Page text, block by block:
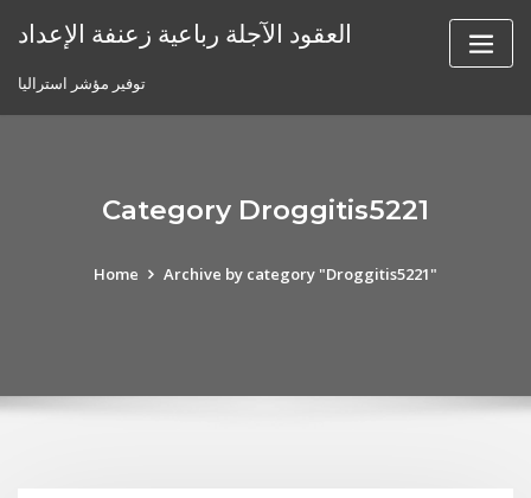
العقود الآجلة رباعية زعنفة الإعداد
توفير مؤشر استراليا
Category Droggitis5221
Home Archive by category "Droggitis5221"